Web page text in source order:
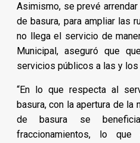
Asimismo, se prevé
de basura, para ampliar las
no llega el servicio de
Municipal, aseguró que
servicios públicos a las y los
“En lo que respecta al
basura, con la apertura de la
de basura se
fraccionamientos, lo